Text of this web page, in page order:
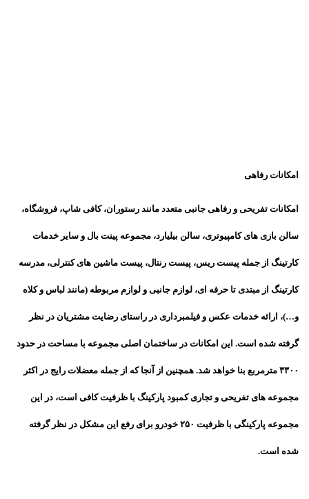
امکانات رفاهی
امکانات تفریحی و رفاهی جانبی متعدد مانند رستوران، کافی شاپ، فروشگاه،
سالن بازی های کامپیوتری، سالن بیلیارد، مجموعه پینت بال و سایر خدمات
کارتینگ از جمله پیست ریس، پیست رنتال، پیست ماشین های کنترلی، مدرسه
کارتینگ از مبتدی تا حرفه ای، لوازم جانبی و لوازم مربوطه (مانند لباس و کلاه
و…)، ارائه خدمات عکس و فیلمبرداری در راستای رضایت مشتریان در نظر
گرفته شده است. این امکانات در ساختمان اصلی مجموعه با مساحت در حدود
۳۳۰۰ مترمربع بنا خواهد شد. همچنین از آنجا که از جمله معضلات رایج در اکثر
مجموعه های تفریحی و تجاری کمبود پارکینگ با ظرفیت کافی است، در این
مجموعه پارکینگی با ظرفیت ۲۵۰ خودرو برای رفع این مشکل در نظر گرفته
شده است.